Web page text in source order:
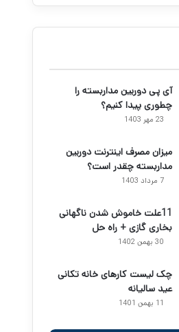
آی پی دوربین مداربسته را
چطوری پیدا کنیم؟
23 مهر 1403
میزان مصرف اینترنت دوربین
مداربسته چقدر است؟
7 مرداد 1403
11علت خاموش شدن ناگهانی
بخاری گازی + راه حل
30 بهمن 1402
چک لیست کارهای خانه تکانی
عید سالیانه
11 بهمن 1401